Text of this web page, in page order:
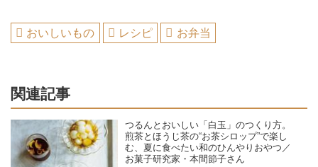
おいしいもの レシピ お弁当
関連記事
つるんとおいしい「白玉」のつくり方。
煎茶とほうじ茶の“お茶シロップ”で楽し
む、夏に食べたい和のひんやりおやつ／
お菓子研究家・本間節子さん